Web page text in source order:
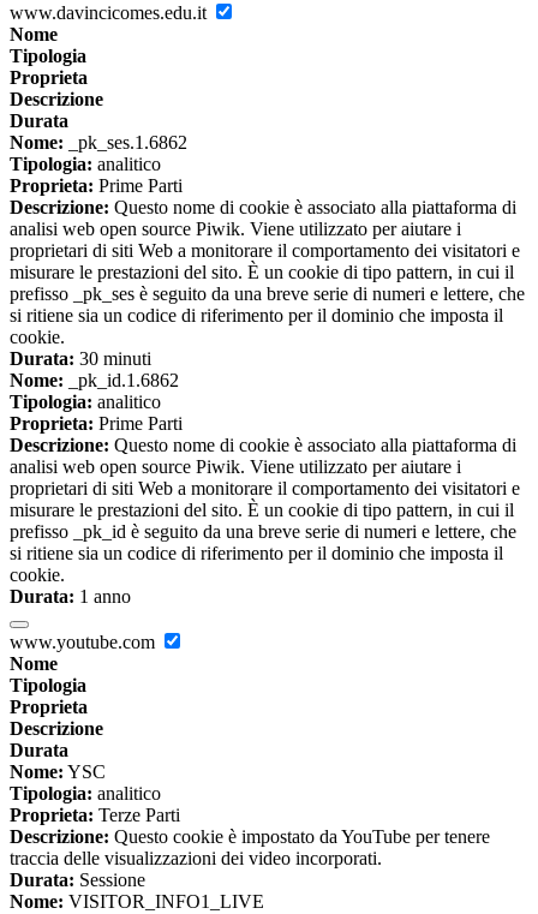
www.davincicomes.edu.it
Nome
Tipologia
Proprieta
Descrizione
Durata
Nome: _pk_ses.1.6862
Tipologia: analitico
Proprieta: Prime Parti
Descrizione: Questo nome di cookie è associato alla piattaforma di
analisi web open source Piwik. Viene utilizzato per aiutare i
proprietari di siti Web a monitorare il comportamento dei visitatori e
misurare le prestazioni del sito. È un cookie di tipo pattern, in cui il
prefisso _pk_ses è seguito da una breve serie di numeri e lettere, che
si ritiene sia un codice di riferimento per il dominio che imposta il
cookie.
Durata: 30 minuti
Nome: _pk_id.1.6862
Tipologia: analitico
Proprieta: Prime Parti
Descrizione: Questo nome di cookie è associato alla piattaforma di
analisi web open source Piwik. Viene utilizzato per aiutare i
proprietari di siti Web a monitorare il comportamento dei visitatori e
misurare le prestazioni del sito. È un cookie di tipo pattern, in cui il
prefisso _pk_id è seguito da una breve serie di numeri e lettere, che
si ritiene sia un codice di riferimento per il dominio che imposta il
cookie.
Durata: 1 anno
www.youtube.com
Nome
Tipologia
Proprieta
Descrizione
Durata
Nome: YSC
Tipologia: analitico
Proprieta: Terze Parti
Descrizione: Questo cookie è impostato da YouTube per tenere
traccia delle visualizzazioni dei video incorporati.
Durata: Sessione
Nome: VISITOR_INFO1_LIVE